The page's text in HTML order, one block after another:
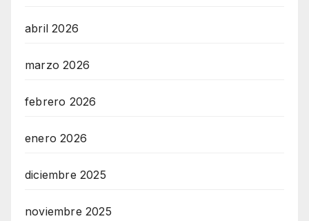
abril 2026
marzo 2026
febrero 2026
enero 2026
diciembre 2025
noviembre 2025